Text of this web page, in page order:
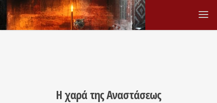
Η χαρά της Αναστάσεως